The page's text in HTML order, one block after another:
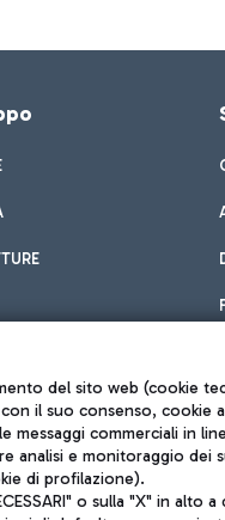
Note
del sito web (cookie
il suo consenso,
messaggi commerciali in
analisi e monitoraggio
di profilazione).
o sulla "X" in